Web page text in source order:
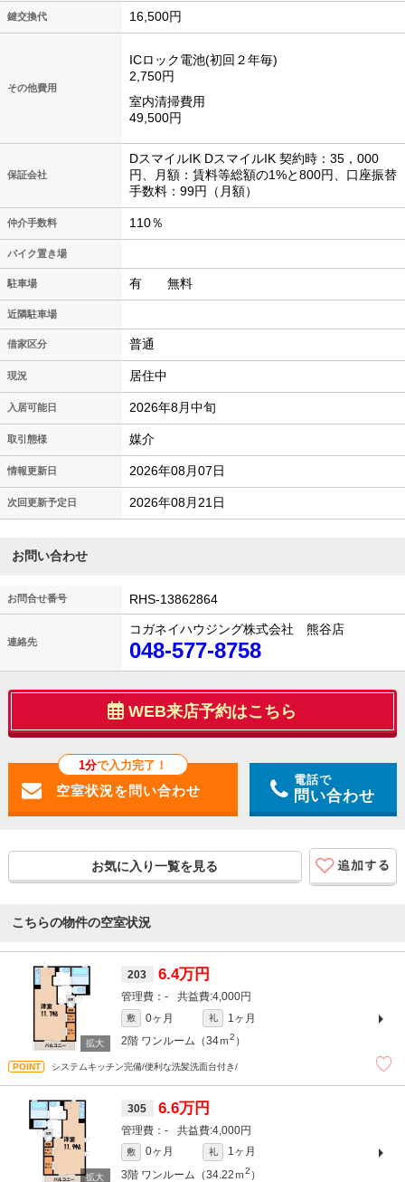
鍵交換代 16,500円
その他費用
ICロック電池(初回２年毎)
2,750円
室内清掃費用
49,500円
保証会社
DスマイルIK DスマイルIK 契約時：35，000
円、月額：賃料等総額の1%と800円、口座振替
手数料：99円（月額）
仲介手数料 110％
バイク置き場
駐車場 有 無料
近隣駐車場
借家区分 普通
現況 居住中
入居可能日 2026年8月中旬
取引態様 媒介
情報更新日 2026年08月07日
次回更新予定日 2026年08月21日
お問い合わせ
お問合せ番号 RHS-13862864
連絡先
コガネイハウジング株式会社 熊谷店
048-577-8758
WEB来店予約はこちら
1分で入力完了！
電話で
問い合わせ
お気に入り一覧を見る
こちらの物件の空室状況
203 6.4万円
- 4,000円
敷 0ヶ月 礼
1ヶ月
2階 ワンルーム（34ｍ2 ）
システムキッチン完備/便利な洗髪洗面台付き/
305 6.6万円
- 4,000円
敷 0ヶ月 礼
1ヶ月
3階 ワンルーム（34.22ｍ2 ）